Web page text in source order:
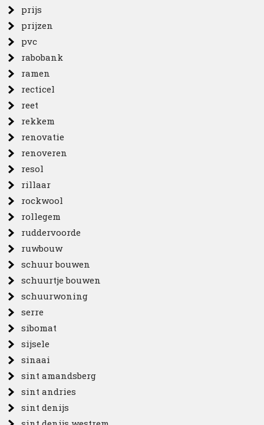
prijs
prijzen
pvc
rabobank
ramen
recticel
reet
rekkem
renovatie
renoveren
resol
rillaar
rockwool
rollegem
ruddervoorde
ruwbouw
schuur bouwen
schuurtje bouwen
schuurwoning
serre
sibomat
sijsele
sinaai
sint amandsberg
sint andries
sint denijs